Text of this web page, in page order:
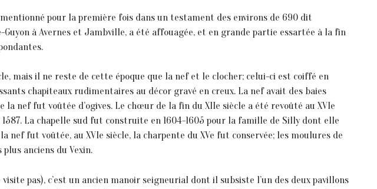
pour la première fois dans un testament des environs de 690 dit
Guyon à Avernes et Jambville, a été affouagée, et en grande partie essartée à la fin
mais il ne reste de cette époque que la nef et le clocher; celui-ci est coiffé en
chapiteaux rudimentaires au décor gravé en creux. La nef avait des baies
nef fut voûtée d’ogives. Le chœur de la fin du XIIe siècle a été revoûté au XVIe
La chapelle sud fut construite en 1604-1605 pour la famille de Silly dont elle
fut voûtée, au XVIe siècle, la charpente du XVe fut conservée; les moulures de
anciens du Vexin.
pas), c’est un ancien manoir seigneurial dont il subsiste l’un des deux pavillons